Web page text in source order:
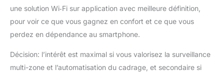
une solution Wi‑Fi sur application avec meilleure définition,
pour voir ce que vous gagnez en confort et ce que vous
perdez en dépendance au smartphone.
Décision: l’intérêt est maximal si vous valorisez la surveillance
multi-zone et l’automatisation du cadrage, et secondaire si